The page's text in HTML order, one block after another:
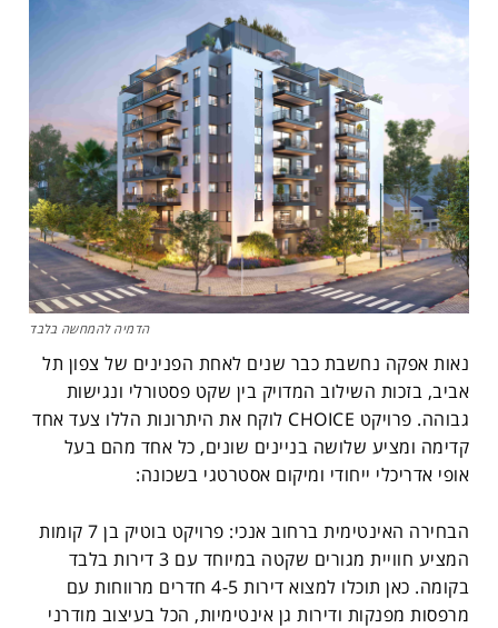
הדמיה להמחשה בלבד
נאות אפקה נחשבת כבר שנים לאחת הפנינים של צפון תל
אביב, בזכות השילוב המדויק בין שקט פסטורלי ונגישות
גבוהה. פרויקט CHOICE לוקח את היתרונות הללו צעד אחד
קדימה ומציע שלושה בניינים שונים, כל אחד מהם בעל
אופי אדריכלי ייחודי ומיקום אסטרטגי בשכונה:
הבחירה האינטימית ברחוב אנכי: פרויקט בוטיק בן 7 קומות
המציע חוויית מגורים שקטה במיוחד עם 3 דירות בלבד
בקומה. כאן תוכלו למצוא דירות 4-5 חדרים מרווחות עם
מרפסות מפנקות ודירות גן אינטימיות, הכל בעיצוב מודרני